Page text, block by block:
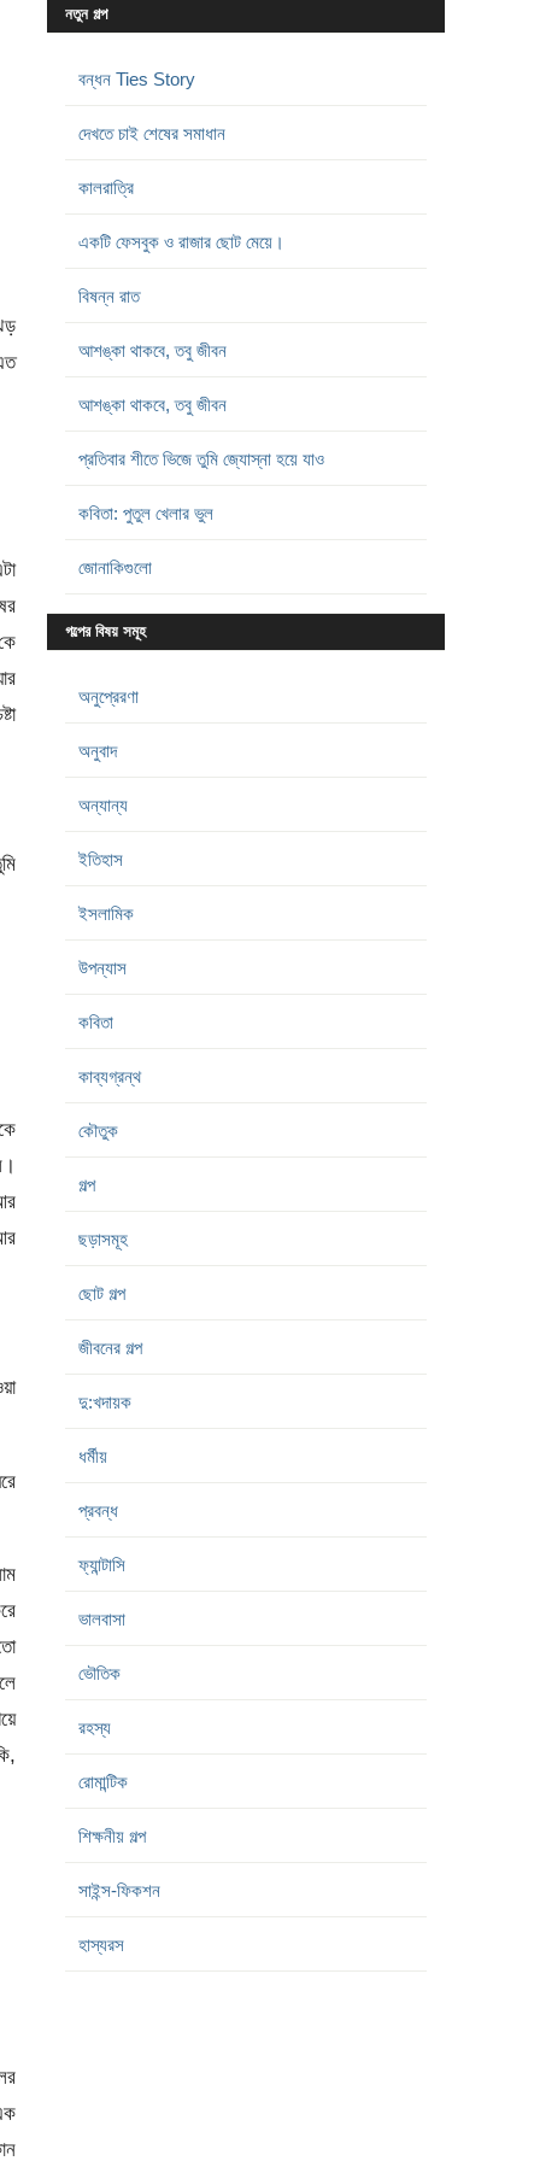
নতুন গল্প
বন্ধন Ties Story
দেখতে চাই শেষের সমাধান
কালরাত্রি
একটি ফেসবুক ও রাজার ছোট মেয়ে।
বিষন্ন রাত
আশঙ্কা থাকবে, তবু জীবন
আশঙ্কা থাকবে, তবু জীবন
প্রতিবার শীতে ভিজে তুমি জ্যোস্না হয়ে যাও
কবিতা: পুতুল খেলার ভুল
জোনাকিগুলো
গল্পের বিষয় সমূহ
অনুপ্রেরণা
অনুবাদ
অন্যান্য
ইতিহাস
ইসলামিক
উপন্যাস
কবিতা
কাব্যগ্রন্থ
কৌতুক
গল্প
ছড়াসমূহ
ছোট গল্প
জীবনের গল্প
দু:খদায়ক
ধর্মীয়
প্রবন্ধ
ফ্যান্টাসি
ভালবাসা
ভৌতিক
রহস্য
রোমান্টিক
শিক্ষনীয় গল্প
সাইন্স-ফিকশন
হাস্যরস